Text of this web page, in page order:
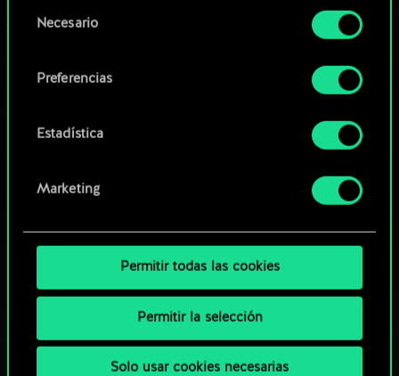
Encontrarás todos los detalles sobre nuestro uso
preferencias al respecto en el menú «Ajustes» de
deNecesario
Preferencias
Estadística
Marketing
Permitir todas las cookies
Permitir la selección
Solo usar cookies necesarias